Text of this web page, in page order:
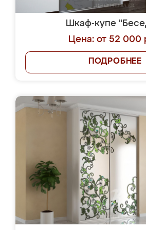
Шкаф-купе
Цена: от 52 000
ПОДРОБНЕЕ